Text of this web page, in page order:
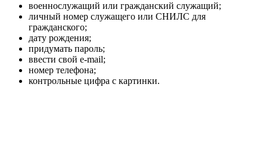
военнослужащий или гражданский служащий;
личный номер служащего или СНИЛС для
гражданского;
дату рождения;
придумать пароль;
ввести свой e-mail;
номер телефона;
контрольные цифра с картинки.